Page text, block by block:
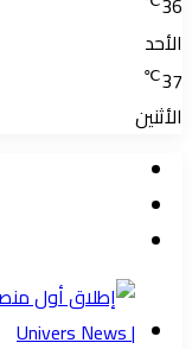
الأحد
37
℃
الأثنين